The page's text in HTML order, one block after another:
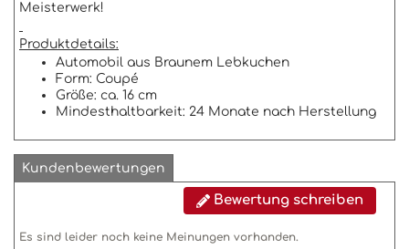
Meisterwerk!
Produktdetails:
Automobil aus Braunem Lebkuchen
Form: Coupé
Größe: ca. 16 cm
Mindesthaltbarkeit: 24 Monate nach Herstellung
Kundenbewertungen
Bewertung schreiben
Es sind leider noch keine Meinungen vorhanden.